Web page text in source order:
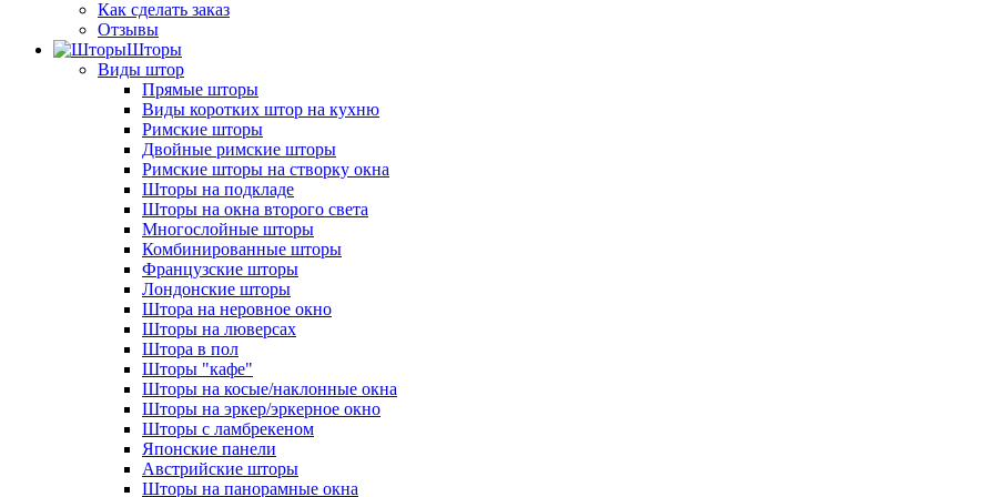
Как сделать заказ
Отзывы
Шторы
Виды штор
Прямые шторы
Виды коротких штор на кухню
Римские шторы
Двойные римские шторы
Римские шторы на створку окна
Шторы на подкладе
Шторы на окна второго света
Многослойные шторы
Комбинированные шторы
Французские шторы
Лондонские шторы
Штора на неровное окно
Шторы на люверсах
Штора в пол
Шторы "кафе"
Шторы на косые/наклонные окна
Шторы на эркер/эркерное окно
Шторы с ламбрекеном
Японские панели
Австрийские шторы
Шторы на панорамные окна